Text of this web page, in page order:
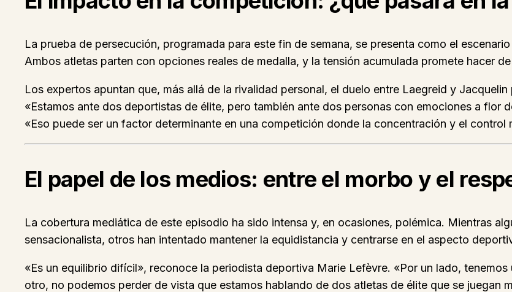
La prueba de persecución, programada para este fin de semana, se presenta como el
Ambos atletas parten con opciones reales de medalla, y la tensión acumulada promete hacer
Los expertos apuntan que, más allá de la rivalidad personal, el duelo entre Laegreid y
«Estamos ante dos deportistas de élite, pero también ante dos personas con emociones a flor
«Eso puede ser un factor determinante en una competición donde la concentración y el control
El papel de los medios: entre el morbo y el
La cobertura mediática de este episodio ha sido intensa y, en ocasiones, polémica. Mientras
sensacionalista, otros han intentado mantener la equidistancia y centrarse en el aspecto
«Es un equilibrio difícil», reconoce la periodista deportiva Marie Lefèvre. «Por un lado,
otro, no podemos perder de vista que estamos hablando de dos atletas de élite que se juegan